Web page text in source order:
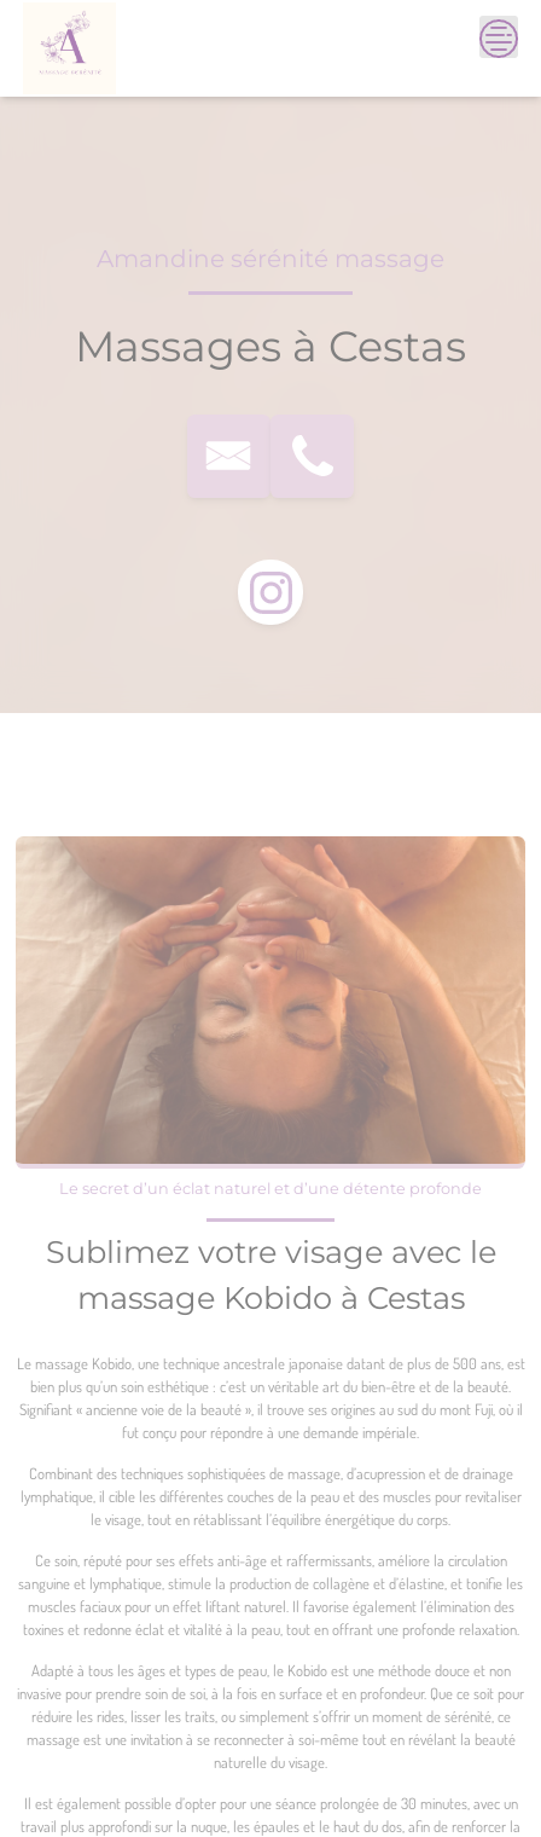
content
Amandine sérénité massage
Massages à Cestas
Le secret d’un éclat naturel et d’une détente profonde
Sublimez votre visage avec le
massage Kobido à Cestas
Le massage Kobido, une technique ancestrale japonaise datant de plus de 500 ans, est
bien plus qu’un soin esthétique : c’est un véritable art du bien-être et de la beauté.
Signifiant « ancienne voie de la beauté », il trouve ses origines au sud du mont Fuji, où il
fut conçu pour répondre à une demande impériale.
Combinant des techniques sophistiquées de massage, d’acupression et de drainage
lymphatique, il cible les différentes couches de la peau et des muscles pour revitaliser
le visage, tout en rétablissant l’équilibre énergétique du corps.
Ce soin, réputé pour ses effets anti-âge et raffermissants, améliore la circulation
sanguine et lymphatique, stimule la production de collagène et d’élastine, et tonifie les
muscles faciaux pour un effet liftant naturel. Il favorise également l’élimination des
toxines et redonne éclat et vitalité à la peau, tout en offrant une profonde relaxation.
Adapté à tous les âges et types de peau, le Kobido est une méthode douce et non
invasive pour prendre soin de soi, à la fois en surface et en profondeur. Que ce soit pour
réduire les rides, lisser les traits, ou simplement s’offrir un moment de sérénité, ce
massage est une invitation à se reconnecter à soi-même tout en révélant la beauté
naturelle du visage.
Il est également possible d’opter pour une séance prolongée de 30 minutes, avec un
travail plus approfondi sur la nuque, les épaules et le haut du dos, afin de renforcer la